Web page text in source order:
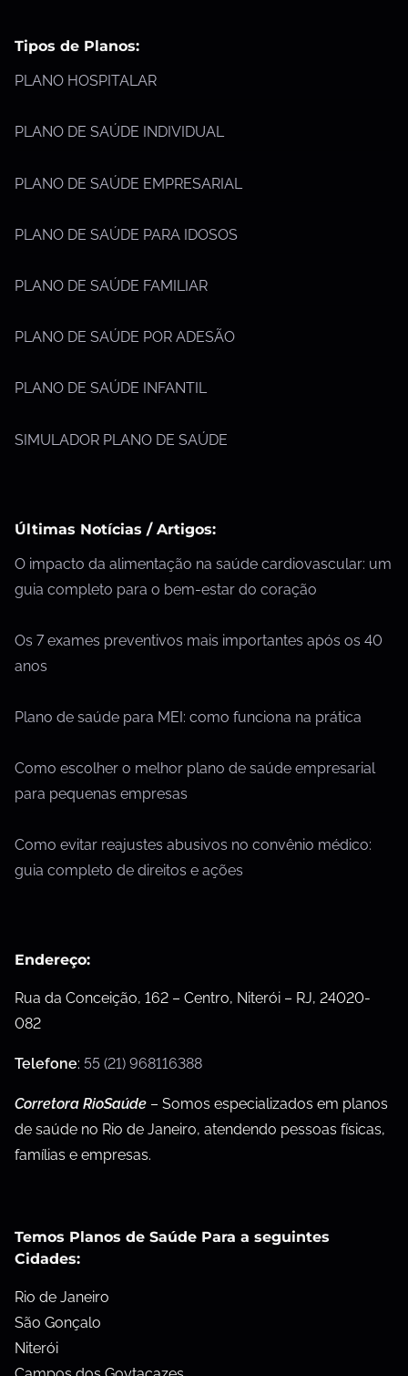
Tipos de Planos:
PLANO HOSPITALAR
PLANO DE SAÚDE INDIVIDUAL
PLANO DE SAÚDE EMPRESARIAL
PLANO DE SAÚDE PARA IDOSOS
PLANO DE SAÚDE FAMILIAR
PLANO DE SAÚDE POR ADESÃO
PLANO DE SAÚDE INFANTIL
SIMULADOR PLANO DE SAÚDE
Últimas Notícias / Artigos:
O impacto da alimentação na saúde cardiovascular: um
guia completo para o bem-estar do coração
Os 7 exames preventivos mais importantes após os 40
anos
Plano de saúde para MEI: como funciona na prática
Como escolher o melhor plano de saúde empresarial
para pequenas empresas
Como evitar reajustes abusivos no convênio médico:
guia completo de direitos e ações
Endereço:
Rua da Conceição, 162 – Centro, Niterói – RJ, 24020-
082
Telefone: 55 (21) 968116388
Corretora RioSaúde – Somos especializados em planos
de saúde no Rio de Janeiro, atendendo pessoas físicas,
famílias e empresas.
Temos Planos de Saúde Para a seguintes
Cidades:
Rio de Janeiro
São Gonçalo
Niterói